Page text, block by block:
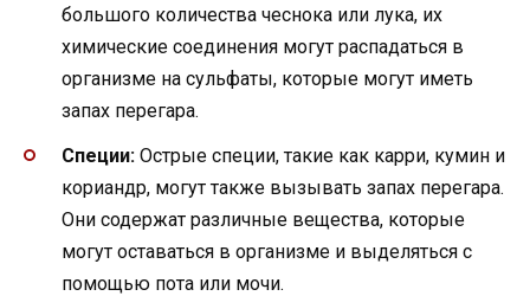
большого количества чеснока или лука, их
химические соединения могут распадаться в
организме на сульфаты, которые могут иметь
запах перегара.
Специи: Острые специи, такие как карри, кумин и
кориандр, могут также вызывать запах перегара.
Они содержат различные вещества, которые
могут оставаться в организме и выделяться с
помощью пота или мочи.